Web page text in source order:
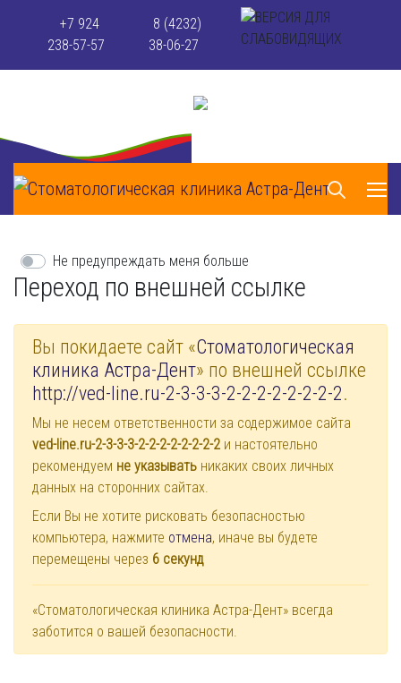
+7 924
238-57-57
8 (4232)
38-06-27
Переход по внешней ссылке
Не предупреждать меня больше
Вы покидаете сайт «Стоматологическая
клиника Астра-Дент» по внешней ссылке
http://ved-line.ru-2-3-3-3-2-2-2-2-2-2-2-2.
Мы не несем ответственности за содержимое сайта
ved-line.ru-2-3-3-3-2-2-2-2-2-2-2-2 и настоятельно
рекомендуем не указывать никаких своих личных
данных на сторонних сайтах.
Если Вы не хотите рисковать безопасностью
компьютера, нажмите отмена, иначе вы будете
перемещены через 6 секунд
«Стоматологическая клиника Астра-Дент» всегда
заботится о вашей безопасности.